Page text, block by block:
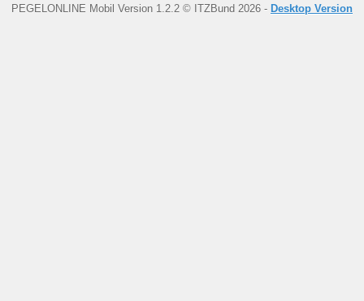
PEGELONLINE Mobil Version 1.2.2 © ITZBund 2026 - Desktop Version